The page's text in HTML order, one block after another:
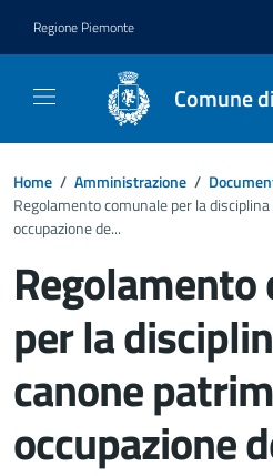
Regione Piemonte
Comune
Home / Amministrazione /
Regolamento comunale per la
occupazione de...
per la
canone
occupazione